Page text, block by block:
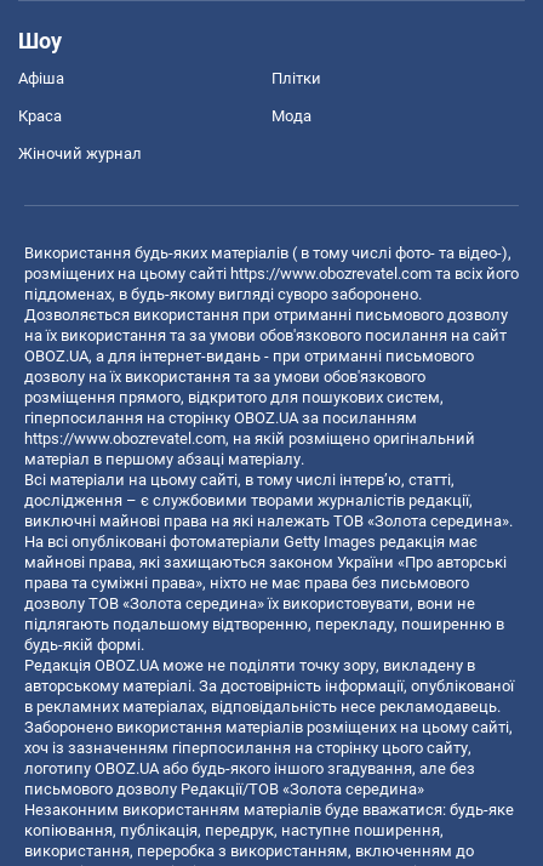
Шоу
Афіша Плітки
Краса Мода
Жіночий журнал
Використання будь-яких матеріалів ( в тому числі фото- та відео-),
розміщених на цьому сайті https://www.obozrevatel.com та всіх його
піддоменах, в будь-якому вигляді суворо заборонено.
Дозволяється використання при отриманні письмового дозволу
на їх використання та за умови обов'язкового посилання на сайт
OBOZ.UA, а для інтернет-видань - при отриманні письмового
дозволу на їх використання та за умови обов'язкового
розміщення прямого, відкритого для пошукових систем,
гіперпосилання на сторінку OBOZ.UA за посиланням
https://www.obozrevatel.com, на якій розміщено оригінальний
матеріал в першому абзаці матеріалу.
Всі матеріали на цьому сайті, в тому числі інтерв’ю, статті,
дослідження – є службовими творами журналістів редакції,
виключні майнові права на які належать ТОВ «Золота середина».
На всі опубліковані фотоматеріали Getty Images редакція має
майнові права, які захищаються законом України «Про авторські
права та суміжні права», ніхто не має права без письмового
дозволу ТОВ «Золота середина» їх використовувати, вони не
підлягають подальшому відтворенню, перекладу, поширенню в
будь-якій формі.
Редакція OBOZ.UA може не поділяти точку зору, викладену в
авторському матеріалі. За достовірність інформації, опублікованої
в рекламних матеріалах, відповідальність несе рекламодавець.
Заборонено використання матеріалів розміщених на цьому сайті,
хоч із зазначенням гіперпосилання на сторінку цього сайту,
логотипу OBOZ.UA або будь-якого іншого згадування, але без
письмового дозволу Редакції/ТОВ «Золота середина»
Незаконним використанням матеріалів буде вважатися: будь-яке
копiювання, публiкацiя, передрук, наступне поширення,
використання, переробка з використанням, включенням до